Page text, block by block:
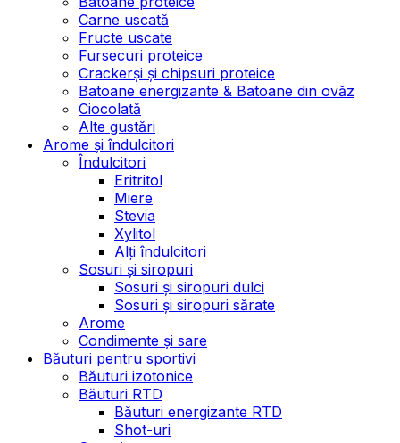
Carne uscată
Fructe uscate
Fursecuri proteice
Crackerși și chipsuri proteice
Batoane energizante & Batoane din ovăz
Ciocolată
Alte gustări
Arome și îndulcitori
Îndulcitori
Eritritol
Miere
Stevia
Xylitol
Alți îndulcitori
Sosuri și siropuri
Sosuri și siropuri dulci
Sosuri și siropuri sărate
Arome
Condimente și sare
Băuturi pentru sportivi
Băuturi izotonice
Băuturi RTD
Băuturi energizante RTD
Shot-uri